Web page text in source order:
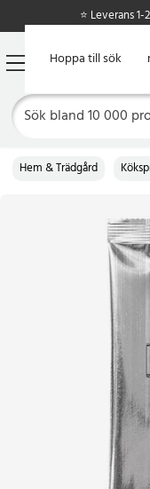
Hoppa till
Hoppa till sök
⭐ Leverans 1-
Hem & Trädgård